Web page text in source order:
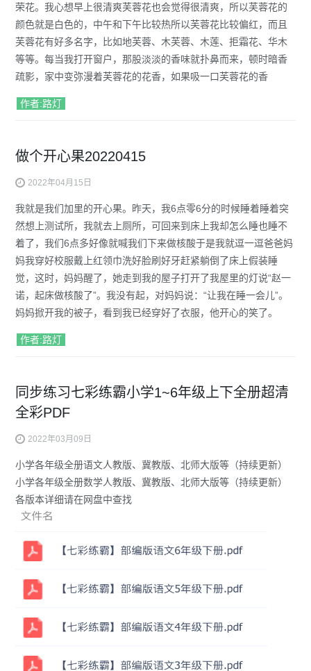
荣花。我心想早上很清爽芙蓉花也会觉得很清爽，所以芙蓉花的
颜色就是白色的，中午和下午比较热所以芙蓉花比较偏红，而且
芙蓉花有好多名字，比如地芙蓉、木芙蓉、木莲、拒霜花、华木
等等。每当我打开窗户，那股淡淡的香味就扑鼻而来，顿时暗香
疏影，家中变弥漫着芙蓉花的花香，如果吸一口芙蓉花的香
作者:路灯
做个开心果20220415
2022年04月15日
我就是我们加里的开心果。昨天，我6点零6分的时候睡着睡着突
然想上测试所，我就去上厕所，可回来到床上我却怎么睡也睡不
着了，我们6点多好像就喊我们下来做核酸于是我就逗一逗爸爸妈
妈我穿好校服戴上红领巾洗好脸刷好牙赶紧躺倒了床上假装睡
觉，这时，妈妈醒了，她走到我的屋子打开了我屋里的灯说“赵一
诺，起床做核酸了”。我没有起，对妈妈说：“让我在睡一会儿”。
妈妈掀开我的被子，看到我已经穿好了衣服，他开心的笑了。
作者:路灯
同步练习七彩练霸小学1~6年级上下全册超清
全彩PDF
2022年03月09日
小学各年级全册语文人教版、冀教版、北师大版等（持续更新）
小学各年级全册数学人教版、冀教版、北师大版等（持续更新）
各版本详细请在网盘中查找